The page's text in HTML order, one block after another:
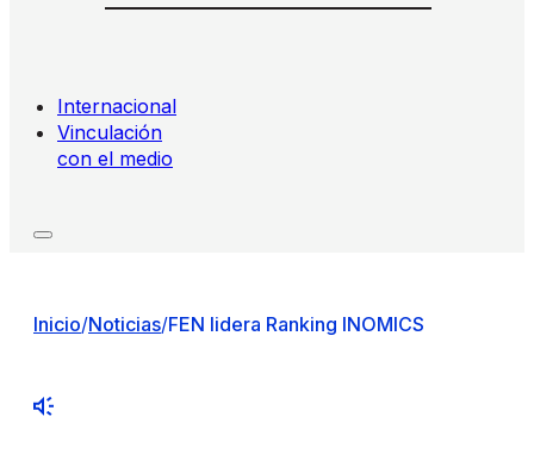
Internacional
Vinculación
con el medio
Inicio/Noticias/FEN lidera Ranking INOMICS